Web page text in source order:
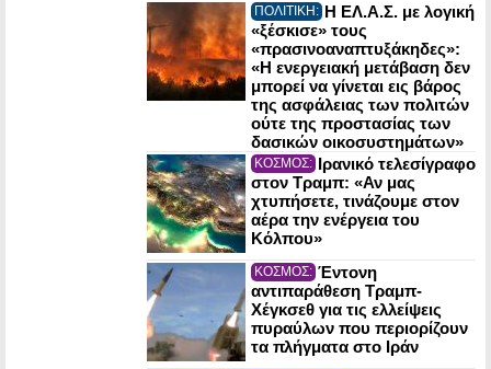
ΠΟΛΙΤΙΚΗ: Η ΕΛ.Α.Σ. με λογική
«ξέσκισε» τους
«πρασινοαναπτυξάκηδες»:
«Η ενεργειακή μετάβαση δεν
μπορεί να γίνεται εις βάρος
της ασφάλειας των πολιτών
ούτε της προστασίας των
δασικών οικοσυστημάτων»
ΚΟΣΜΟΣ: Ιρανικό τελεσίγραφο
στον Τραμπ: «Αν μας
χτυπήσετε, τινάζουμε στον
αέρα την ενέργεια του
Κόλπου»
ΚΟΣΜΟΣ: Έντονη
αντιπαράθεση Τραμπ-
Χέγκσεθ για τις ελλείψεις
πυραύλων που περιορίζουν
τα πλήγματα στο Ιράν